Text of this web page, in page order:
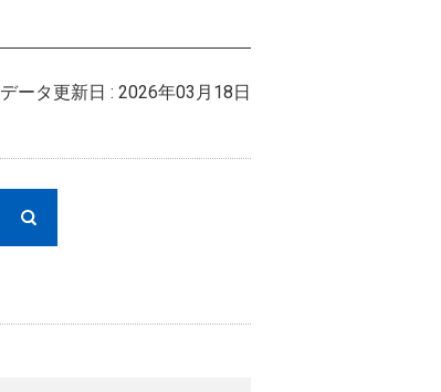
データ更新日 : 2026年03月18日